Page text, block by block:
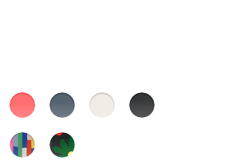
ชมพู
สดก
วา
วา
น้ำ
เงิน
แองเค
อร์บลู
ส
ตาร์ไลท์
ดำ
รุ่น
Pride
Black
Unity